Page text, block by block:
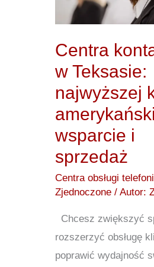
Centra
w Teksasie:
najwyższej
wsparcie i
sprzedaż
Centra obsługi
Zjednoczone / Autor:
Chcesz zwiększyć
rozszerzyć obsługę
poprawić wydajność
najwyższej
klasy
amerykańskie
i
sprzedaż